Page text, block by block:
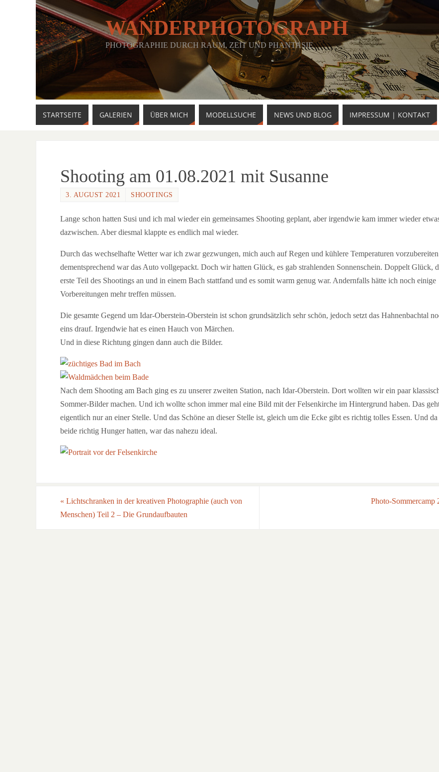
WANDERPHOTOGRAPH
PHOTOGRAPHIE DURCH RAUM, ZEIT UND PHANTASIE
STARTSEITE GALERIEN ÜBER MICH MODELLSUCHE NEWS UND BLOG IMPRESSUM | KONTAKT
Shooting am 01.08.2021 mit Susanne
3. AUGUST 2021 SHOOTINGS
Lange schon hatten Susi und ich mal wieder ein gemeinsames Shooting geplant, aber irgendwie kam immer wieder
dazwischen. Aber diesmal klappte es endlich mal wieder.
Durch das wechselhafte Wetter war ich zwar gezwungen, mich auch auf Regen und kühlere Temperaturen
dementsprechend war das Auto vollgepackt. Doch wir hatten Glück, es gab strahlenden Sonnenschein. Doppelt Glück,
erste Teil des Shootings an und in einem Bach stattfand und es somit warm genug war. Andernfalls hätte ich noch einige
Vorbereitungen mehr treffen müssen.
Die gesamte Gegend um Idar-Oberstein-Oberstein ist schon grundsätzlich sehr schön, jedoch setzt das Hahnenbachtal
eins drauf. Irgendwie hat es einen Hauch von Märchen.
Und in diese Richtung gingen dann auch die Bilder.
Nach dem Shooting am Bach ging es zu unserer zweiten Station, nach Idar-Oberstein. Dort wollten wir ein paar
Sommer-Bilder machen. Und ich wollte schon immer mal eine Bild mit der Felsenkirche im Hintergrund haben. Das
eigentlich nur an einer Stelle. Und das Schöne an dieser Stelle ist, gleich um die Ecke gibt es richtig tolles Essen. Und
beide richtig Hunger hatten, war das nahezu ideal.
« Lichtschranken in der kreativen Photographie (auch von
Menschen) Teil 2 – Die Grundaufbauten
Photo-Sommercamp